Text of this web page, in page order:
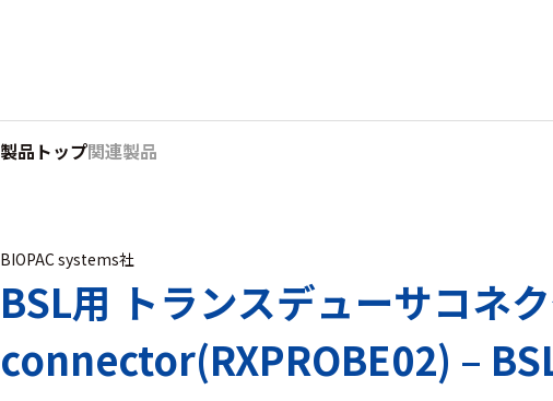
製品トップ関連製品
BIOPAC systems社
BSL用 トランスデューサコネ
connector(RXPROBE02) –